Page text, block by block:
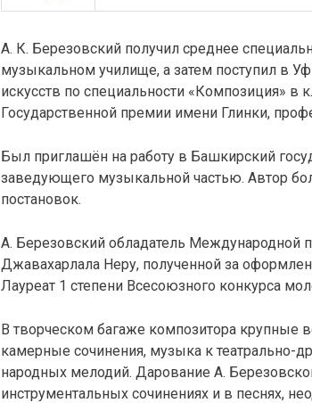
А. К. Березовский получил среднее
музыкальном училище, а затем поступил в
искусств по специальности «Композиция» в
Государственной премии имени Глинки,
Был приглашён на работу в Башкирский
заведующего музыкальной частью. Автор
постановок.
А. Березовский обладатель Международной
Джавахарлала Неру, полученной за
Лауреат 1 степени Всесоюзного конкурса
В творческом багаже композитора крупные
камерные сочинения, музыка к театрально-
народных мелодий. Дарование А.
инструментальных сочинениях и в песнях,